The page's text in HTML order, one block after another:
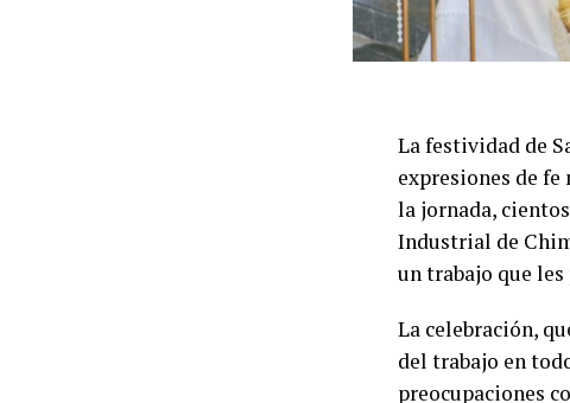
La festividad de
expresiones de fe
la jornada,
Industrial de
un trabajo que
La celebración,
del trabajo en
preocupaciones